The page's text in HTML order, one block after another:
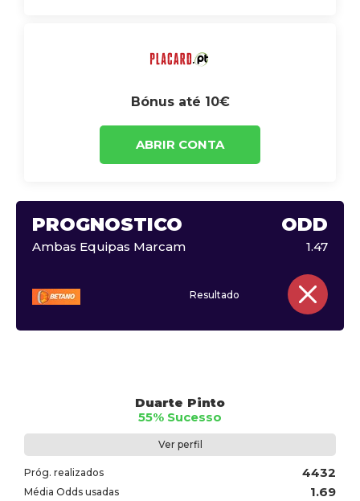
Bónus até 10€
ABRIR CONTA
PROGNÓSTICO ODD
Ambas Equipas Marcam 1.47
Resultado
Duarte Pinto
55% Sucesso
Ver perfil
Próg. realizados 4432
Média Odds usadas 1.69